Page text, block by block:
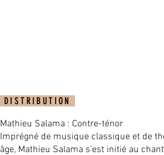
DISTRIBUTION
Mathieu Salama : Contre-ténor
Imprégné de musique classique et de
âge, Mathieu Salama s’est initié au